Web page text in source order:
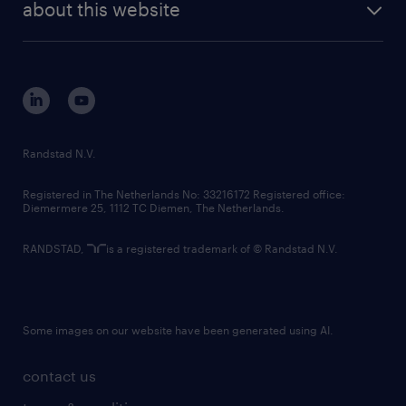
corporate governance
randstad innovation fund
country websites
about this website
contact us
Randstad N.V.
Registered in The Netherlands No: 33216172 Registered office:
Diemermere 25, 1112 TC Diemen, The Netherlands.
RANDSTAD, is a registered trademark of © Randstad N.V.
Some images on our website have been generated using AI.